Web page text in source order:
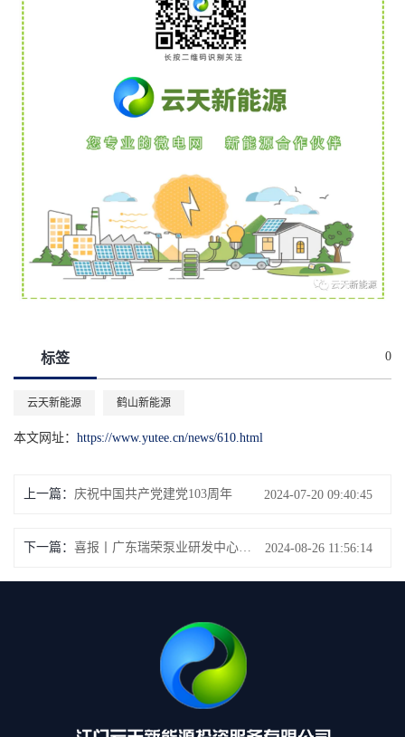
标签 0
云天新能源 鹤山新能源
本文网址： https://www.yutee.cn/news/610.html
上一篇： 庆祝中国共产党建党103周年 2024-07-20 09:40:45
下一篇： 喜报丨广东瑞荣泵业研发中心光伏项目并网投运 2024-08-26 11:56:14